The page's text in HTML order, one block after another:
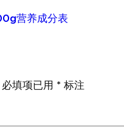
营养成分表
必填项已用 * 标注